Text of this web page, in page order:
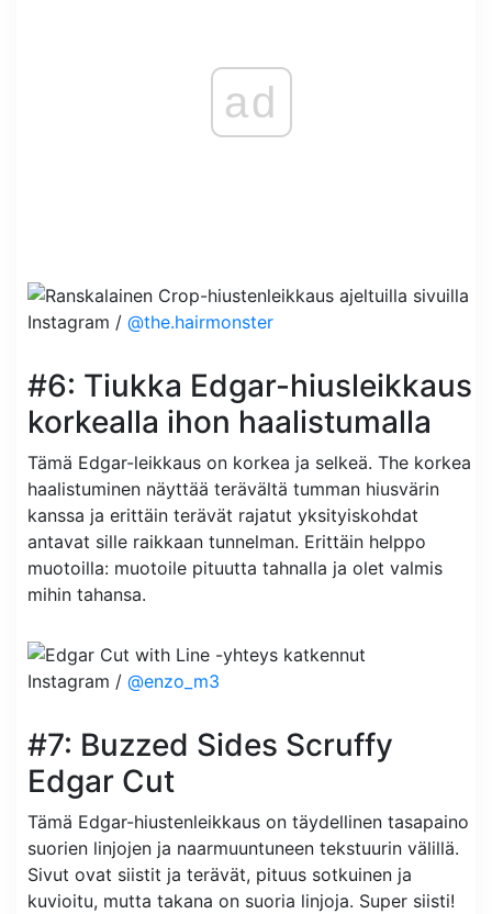
ad
Instagram / @the.hairmonster
#6: Tiukka Edgar-hiusleikkaus
korkealla ihon haalistumalla
Tämä Edgar-leikkaus on korkea ja selkeä. The korkea
haalistuminen näyttää terävältä tumman hiusvärin
kanssa ja erittäin terävät rajatut yksityiskohdat
antavat sille raikkaan tunnelman. Erittäin helppo
muotoilla: muotoile pituutta tahnalla ja olet valmis
mihin tahansa.
Instagram / @enzo_m3
#7: Buzzed Sides Scruffy
Edgar Cut
Tämä Edgar-hiustenleikkaus on täydellinen tasapaino
suorien linjojen ja naarmuuntuneen tekstuurin välillä.
Sivut ovat siistit ja terävät, pituus sotkuinen ja
kuvioitu, mutta takana on suoria linjoja. Super siisti!